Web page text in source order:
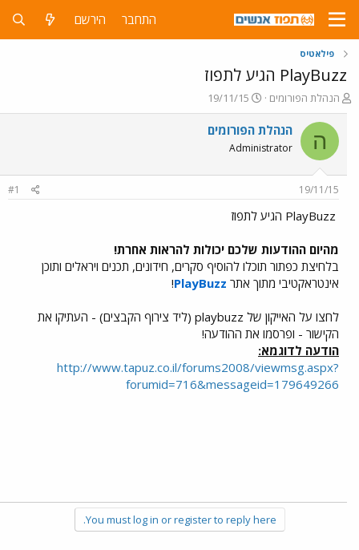
התחבר הירשם
פילאטיס
פ
ו
ת
ח
ה
ש
א
הנהלת הפורומים
פ
ו
ר
ם
ר
19/11/15
ה הנהלת הפורומים
Administrator
19/11/15
#1
מהיום ההודעות שלכם יכולות להראות אחרת!
בלחיצת כפתור תוכלו להוסיף סקרים, חידונים, תכנים ויראלים ותוכן
אינטראקטיבי מתוך אתר
!
לחצו על האייקון של playbuzz (ליד צירוף הקבצים) - העתיקו את
הקישור - ופרסמו את ההודעה!
הודעה לדוגמא:
http://www.tapuz.co.il/forums2008/viewmsg.aspx?
forumid=716&messageid=179649266
You must log in or register to reply here.